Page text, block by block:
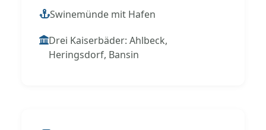
Swinemünde mit Hafen
Drei Kaiserbäder: Ahlbeck,
Heringsdorf, Bansin